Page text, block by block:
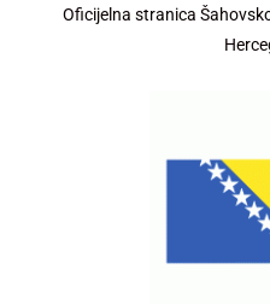
Oficijelna stranica